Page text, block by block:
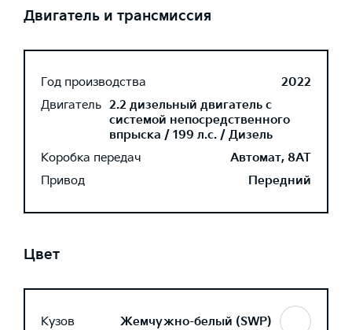
Двигатель и трансмиссия
Год производства
2022
Двигатель 2.2 дизельный двигатель с
системой непосредственного
впрыска / 199 л.с. / Дизель
Коробка передач
Автомат, 8AT
Привод
Передний
Цвет
Кузов Жемчужно-белый (SWP)